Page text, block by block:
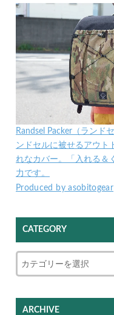
Randsel Packer（ランド
ンドセルに被せるアウト
れなカバー。「入れる＆
力です。
Produced by asobitogear
CATEGORY
ARCHIVE